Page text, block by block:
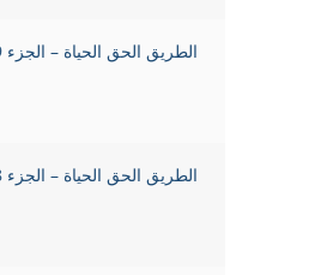
الطريق الحق الحياة – الجزء 9 The Way, The Truth, The Life – Part
الطريق الحق الحياة – الجزء 8 The Way, The Truth, The Life – Part